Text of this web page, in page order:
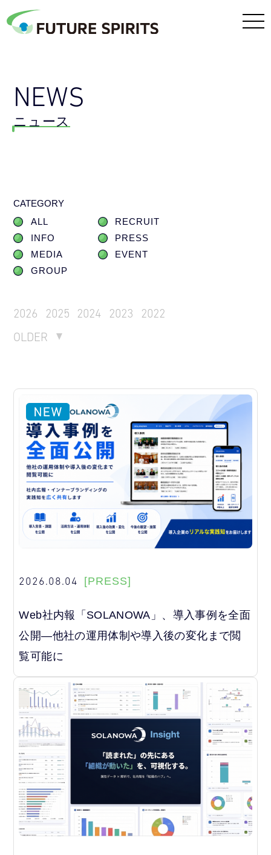
NEWS
ニュース
CATEGORY
ALL
RECRUIT
INFO
PRESS
MEDIA
EVENT
GROUP
2026 2025 2024 2023
2022
OLDER
2026.08.04 [PRESS]
Web社内報「SOLANOWA」、導入事例を全面
公開―他社の運用体制や導入後の変化まで閲
覧可能に